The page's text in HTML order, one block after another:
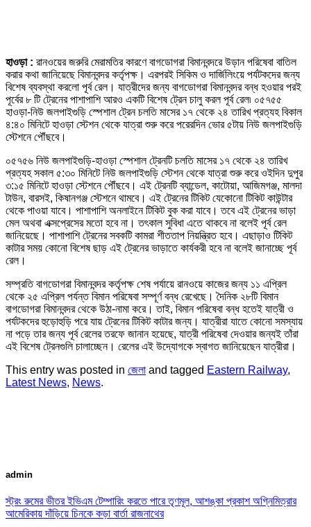
হাওড়া : রানওয়ের জরুরি মেরামতির কারণে বাগডোগরা বিমানবন্দরে উড়ান পরিষেবা বাতিল
করার কথা জানিয়েছে বিমানবন্দর কর্তৃপক্ষ। এরপরই সিকিম ও দার্জিলিংয়ে পর্যটকদের জন্য
বিশেষ ব্যবস্থা করলো পূর্ব রেল। যাত্রীদের জন্য বাগডোগরা বিমানবন্দর বন্ধ হওয়ার পরই
পূর্বের ৮ টি ট্রেনের পাশাপাশি আরও একটি বিশেষ ট্রেন চালু করল পূর্ব রেল৷ ০৫৭৫৫
হাওড়া-নিউ জলপাইগুড়ি স্পেশাল ট্রেন চলতি মাসের ১৭ থেকে ২৪ তারিখ প্রত্যহ বিকাল
৪:৪০ মিনিটে হাওড়া স্টেশন থেকে যাত্রা শুরু করে পরেরদিন ভোর ৫টায় নিউ জলপাইগুড়ি
স্টেশনে পৌঁছবে।
০৫৭৫৬ নিউ জলপাইগুড়ি-হাওড়া স্পেশাল ট্রেনটি চলতি মাসের ১৭ থেকে ২৪ তারিখ
প্রত্যহ সকাল ৫:৩০ মিনিটে নিউ জলপাইগুড়ি স্টেশন থেকে যাত্রা শুরু করে ওইদিন দুপুর
৩:১৫ মিনিটে হাওড়া স্টেশনে পৌঁছবে। এই ট্রেনটি ব্যান্ডেল, কাটোয়া, আজিমগঞ্জ, মালদা
টাউন, বারসই, কিষানগঞ্জ স্টেশনে থামবে। এই ট্রেনের টিকিট যেকোনো টিকিট কাউন্টার
থেকে পাওয়া যাবে। পাশাপাশি অনলাইনে টিকিট বুক করা যাবে। তবে এই ট্রেনের ভাড়া
মেল অথবা এক্সপ্রেসের মতো হবে না। তৎকাল সুবিধা এতে থাকবে না বলেই পূর্ব রেল
জানিয়েছে। পাশাপাশি ট্রেনের সবকটি কামরা শীততাপ নিয়ন্ত্রিত হবে। এছাড়াও টিকিট
কাটার সময় কোনো বিশেষ ছাড় এই ট্রেনের ভাড়াতে কার্যকরী হবে না বলেই জানাচ্ছে পূর্ব
রেল।
সম্প্রতি বাগডোগরা বিমানবন্দর কর্তৃপক্ষ শেষ পর্যায়ে রানওয়ে কাজের জন্য ১১ এপ্রিল
থেকে ২৫ এপ্রিল পর্যন্ত বিমান পরিষেবা সম্পূর্ণ বন্ধ রেখেছে। দৈনিক ২৮টি বিমান
বাগডোগরা বিমানবন্দর থেকে উঠা-নামা করে। তাই, বিমান পরিষেবা বন্ধ হতেই যাত্রী ও
পর্যটকদের হুড়োহুড়ি পরে যায় ট্রেনের টিকিট কাটার জন্য। যাত্রীরা যাতে কোনো সমস্যায়
না পড়ে তার জন্য পূর্ব রেলের তরফে জানান হয়েছে, যাত্রী পরিষেবা দেওয়ার জন্যই তাঁরা
এই বিশেষ ট্রেনগুলি চালাচ্ছেন। রেলের এই উদ্যোগকে স্বাগত জানিয়েছেন যাত্রীরা।
This entry was posted in জেলা and tagged Eastern Railway,
Latest News, News.
admin
স্ট্রং রুমের ভীতর ইভিএম টেম্পারিং করতে পারে তৃণমূল, আশঙ্কা প্রকাশ অগ্নিমিত্রার
আমেরিকায় দাঁড়িয়ে চিনকে কড়া বার্তা রাজনাথের